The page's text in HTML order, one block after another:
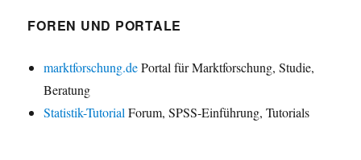
FOREN UND PORTALE
marktforschung.dePortal für Marktforschung, Studie,
Beratung
Statistik-TutorialForum, SPSS-Einführung, Tutorials